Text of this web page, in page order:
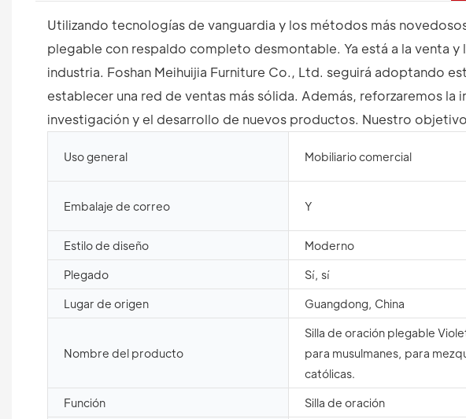
Utilizando tecnologías de vanguardia y los métodos más
plegable con respaldo completo desmontable. Ya está a la venta
industria. Foshan Meihuijia Furniture Co., Ltd. seguirá adoptando
establecer una red de ventas más sólida. Además, reforzaremos
investigación y el desarrollo de nuevos productos. Nuestro
Uso general Mobiliario comercial
Embalaje de correo Y
Estilo de diseño Moderno
Plegado Sí, sí
Lugar de origen Guangdong, China
Nombre del producto
Silla de oración plegable
para musulmanes, para
católicas.
Función Silla de oración